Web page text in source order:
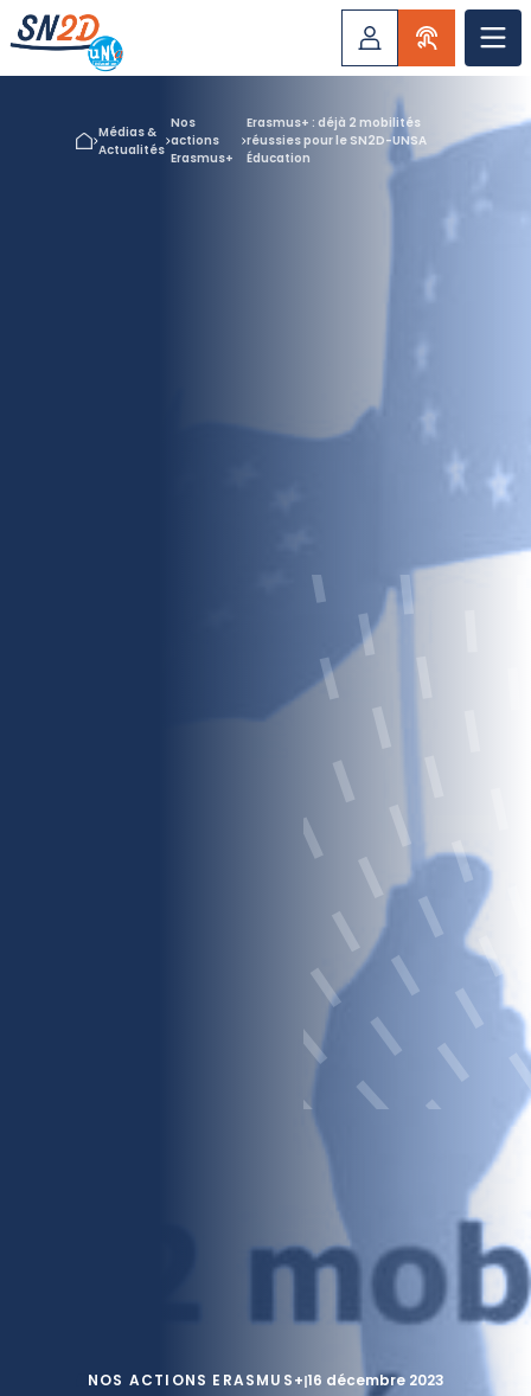
Médias &
Actualités
Nos
actions
Erasmus+
Erasmus+ : déjà 2 mobilités
réussies pour le SN2D-UNSA
Éducation
NOS ACTIONS ERASMUS+ 16 décembre 2023